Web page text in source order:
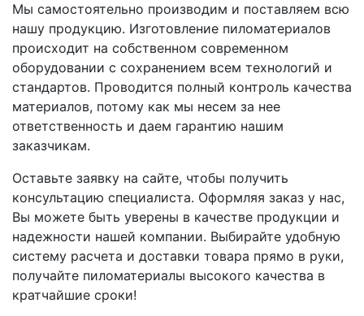
Мы самостоятельно производим и поставляем всю
нашу продукцию. Изготовление пиломатериалов
происходит на собственном современном
оборудовании с сохранением всем технологий и
стандартов. Проводится полный контроль качества
материалов, потому как мы несем за нее
ответственность и даем гарантию нашим
заказчикам.
Оставьте заявку на сайте, чтобы получить
консультацию специалиста. Оформляя заказ у нас,
Вы можете быть уверены в качестве продукции и
надежности нашей компании. Выбирайте удобную
систему расчета и доставки товара прямо в руки,
получайте пиломатериалы высокого качества в
кратчайшие сроки!